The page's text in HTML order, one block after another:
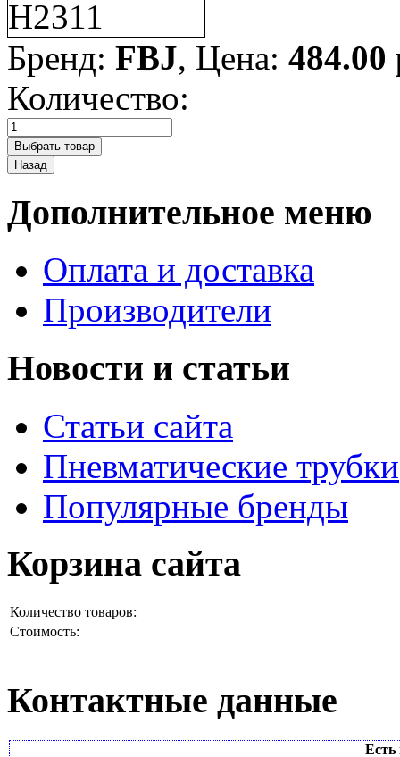
Бренд: FBJ, Цена: 484.00
Количество:
Дополнительное меню
Оплата и доставка
Производители
Новости и статьи
Статьи сайта
Пневматические трубки
Популярные бренды
Корзина сайта
Количество товаров:
Стоимость:
Контактные данные
Есть